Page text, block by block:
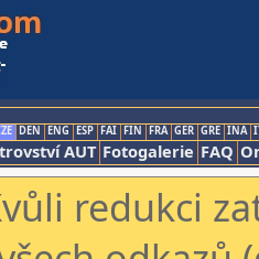
DEN ENG ESP FAI FIN FRA GER GRE INA
AUT Fotogalerie FAQ
redukci